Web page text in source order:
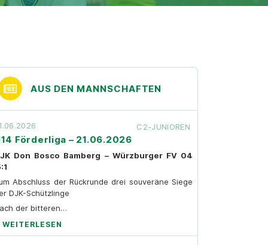
AUS DEN MANNSCHAFTEN
C2-JUNIOREN
Förderliga – 21.06.2026
Don Bosco Bamberg – Würzburger FV 04
Abschluss der Rückrunde drei souveräne Siege
DJK-Schützlinge
der bitteren…
WEITERLESEN